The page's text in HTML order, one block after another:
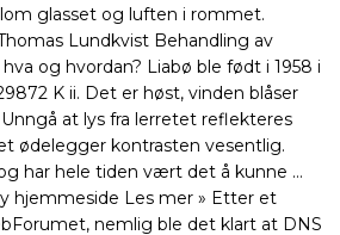
glasset og luften i rommet.
Lundkvist Behandling av
og hvordan? Liabø ble født i 1958 i
K ii. Det er høst, vinden blåser
at lys fra lerretet reflekteres
ødelegger kontrasten vesentlig.
har hele tiden vært det å kunne …
hjemmeside Les mer » Etter et
nemlig ble det klart at DNS